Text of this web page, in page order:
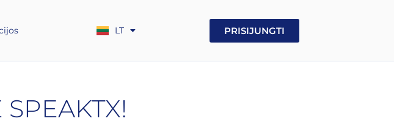
LT
GE
PRISIJUNGTI